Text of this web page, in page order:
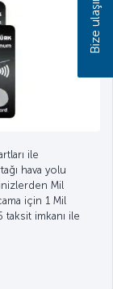
ile
hava yolu
Mil
için 1 Mil
taksit imkanı ile
Bize ulaşın